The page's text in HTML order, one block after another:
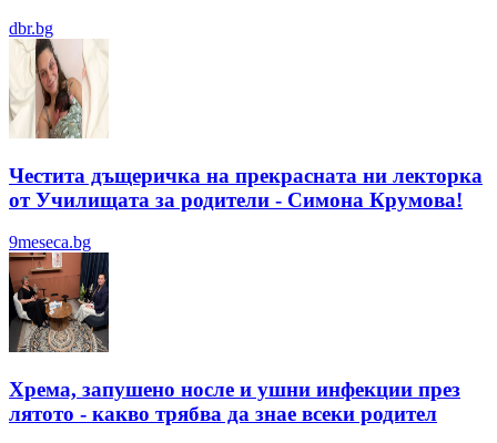
dbr.bg
Честита дъщеричка на прекрасната ни лекторка
от Училищата за родители - Симона Крумова!
9meseca.bg
Хрема, запушено носле и ушни инфекции през
лятотo - какво трябва да знае всеки родител